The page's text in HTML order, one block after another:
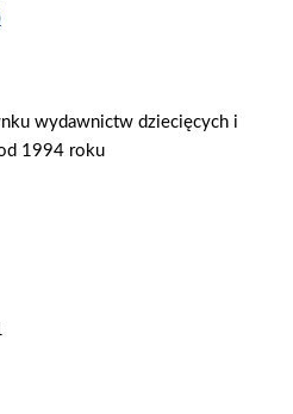
wydawnictw dziecięcych i
1994 roku